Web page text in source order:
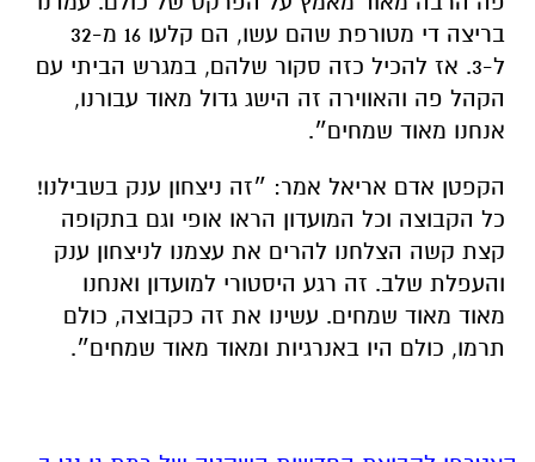
בריצה די מטורפת שהם עשו, הם קלעו 16 מ-32
ל-3. אז להכיל כזה סקור שלהם, במגרש הביתי עם
הקהל פה והאווירה זה הישג גדול מאוד עבורנו,
אנחנו מאוד שמחים״.
הקפטן אדם אריאל אמר: ״זה ניצחון ענק בשבילנו!
כל הקבוצה וכל המועדון הראו אופי וגם בתקופה
קצת קשה הצלחנו להרים את עצמנו לניצחון ענק
והעפלת שלב. זה רגע היסטורי למועדון ואנחנו
מאוד מאוד שמחים. עשינו את זה כקבוצה, כולם
תרמו, כולם היו באנרגיות ומאוד מאוד שמחים״.